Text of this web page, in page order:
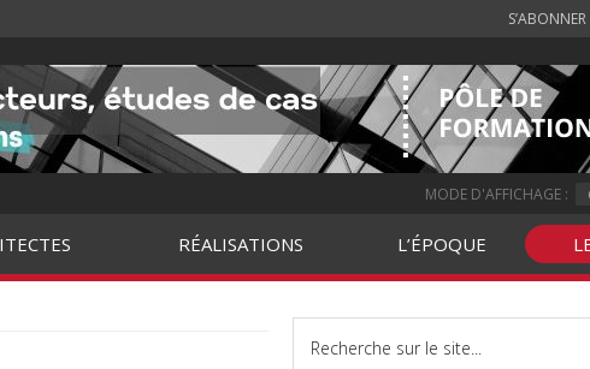
S’ABONNER
MODE D'AFFICHAGE :
RÉALISATIONS L’ÉPOQUE